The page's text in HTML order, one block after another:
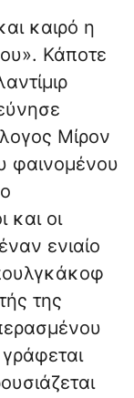
καιρό η
Κάποτε
Μίρον
φαινομένου
και οι
ενιαίο
της